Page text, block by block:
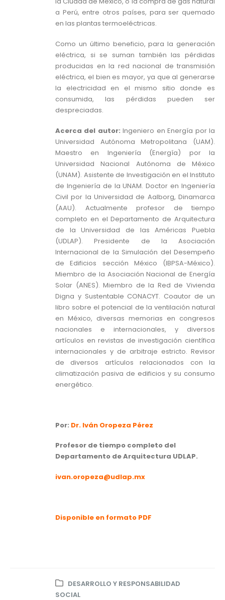
a Perú, entre otros países, para ser quemado
en las plantas termoeléctricas.
Como un último beneficio, para la generación
eléctrica, si se suman también las pérdidas
producidas en la red nacional de transmisión
eléctrica, el bien es mayor, ya que al generarse
la electricidad en el mismo sitio donde es
consumida, las pérdidas pueden ser
despreciadas.
Acerca del autor:Ingeniero en Energía por la
Universidad Autónoma Metropolitana (UAM).
Maestro en Ingeniería (Energía) por la
Universidad Nacional Autónoma de México
(UNAM). Asistente de Investigación en el Instituto
de Ingeniería de la UNAM. Doctor en Ingeniería
Civil por la Universidad de Aalborg, Dinamarca
(AAU). Actualmente profesor de tiempo
completo en el Departamento de Arquitectura
de la Universidad de las Américas Puebla
(UDLAP). Presidente de la Asociación
Internacional de la Simulación del Desempeño
de Edificios sección México (IBPSA-México).
Miembro de la Asociación Nacional de Energía
Solar (ANES). Miembro de la Red de Vivienda
Digna y Sustentable CONACYT. Coautor de un
libro sobre el potencial de la ventilación natural
en México, diversas memorias en congresos
nacionales e internacionales, y diversos
artículos en revistas de investigación científica
internacionales y de arbitraje estricto. Revisor
de diversos artículos relacionados con la
climatización pasiva de edificios y su consumo
energético.
Por: Dr. Iván Oropeza Pérez
Profesor de tiempo completo del
Departamento de Arquitectura UDLAP.
ivan.oropeza@udlap.mx
Disponible en formato PDF
DESARROLLO Y RESPONSABILIDAD
SOCIAL